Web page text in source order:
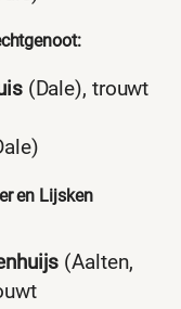
(Dale), trouwt
en Lijsken
(Aalten,